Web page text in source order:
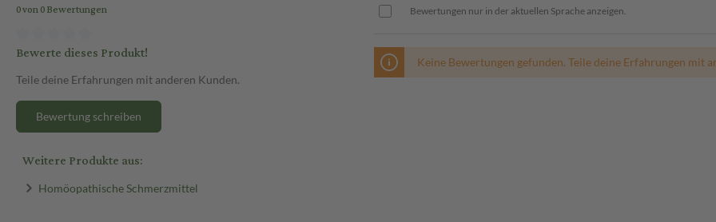
0 von 0 Bewertungen
Bewerte dieses Produkt!
Teile deine Erfahrungen mit anderen Kunden.
Bewertung schreiben
Bewertungen nur in der aktuellen Sprache anzeigen.
Keine Bewertungen gefunden. Teile deine Erfahrungen mit
Weitere Produkte aus:
Homöopathische Schmerzmittel